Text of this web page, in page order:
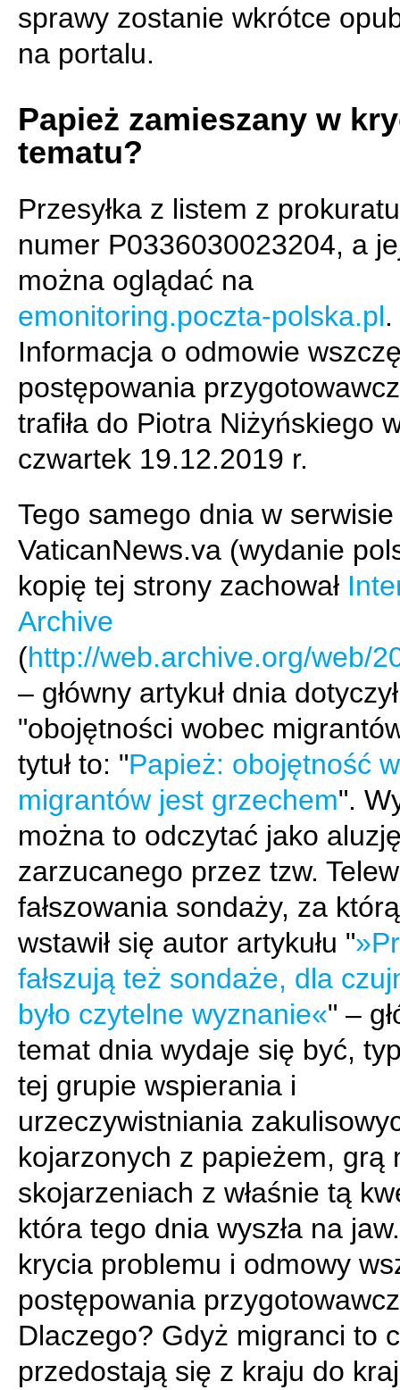
sprawy zostanie wkrótce
na portalu.
Papież zamieszany w
tematu?
Przesyłka z listem z
numer P0336030023204, a
można oglądać na
emonitoring.poczta-polska.pl.
Informacja o odmowie
postępowania
trafiła do Piotra Niżyńskiego
czwartek 19.12.2019 r.
Tego samego dnia w serwisie
VaticanNews.va (wydanie
kopię tej strony zachował
Archive
(http://web.archive.org/web/
– główny artykuł dnia dotyczył
"obojętności wobec
tytuł to: "Papież: obojętność
migrantów jest grzechem".
można to odczytać jako
zarzucanego przez tzw.
fałszowania sondaży, za
wstawił się autor artykułu "
fałszują też sondaże, dla
było czytelne wyznanie«" –
temat dnia wydaje się być,
tej grupie wspierania i
urzeczywistniania
kojarzonych z papieżem, grą
skojarzeniach z właśnie tą
która tego dnia wyszła na
krycia problemu i odmowy
postępowania
Dlaczego? Gdyż migranci to
przedostają się z kraju do